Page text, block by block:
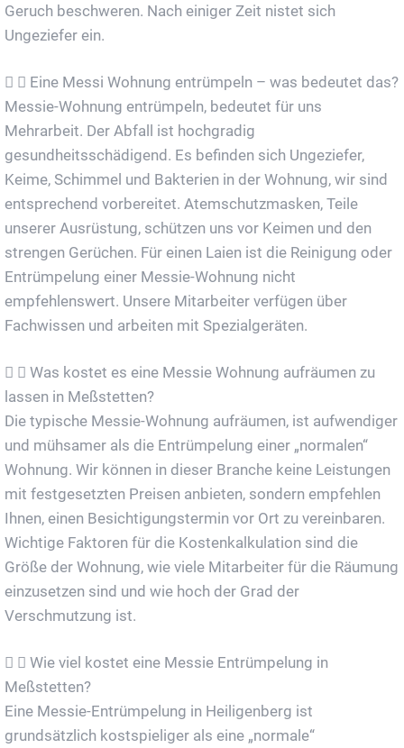
Geruch beschweren. Nach einiger Zeit nistet sich
Ungeziefer ein.
Eine Messi Wohnung entrümpeln – was bedeutet das?
Messie-Wohnung entrümpeln, bedeutet für uns
Mehrarbeit. Der Abfall ist hochgradig
gesundheitsschädigend. Es befinden sich Ungeziefer,
Keime, Schimmel und Bakterien in der Wohnung, wir sind
entsprechend vorbereitet. Atemschutzmasken, Teile
unserer Ausrüstung, schützen uns vor Keimen und den
strengen Gerüchen. Für einen Laien ist die Reinigung oder
Entrümpelung einer Messie-Wohnung nicht
empfehlenswert. Unsere Mitarbeiter verfügen über
Fachwissen und arbeiten mit Spezialgeräten.
Was kostet es eine Messie Wohnung aufräumen zu
lassen in Meßstetten?
Die typische Messie-Wohnung aufräumen, ist aufwendiger
und mühsamer als die Entrümpelung einer „normalen“
Wohnung. Wir können in dieser Branche keine Leistungen
mit festgesetzten Preisen anbieten, sondern empfehlen
Ihnen, einen Besichtigungstermin vor Ort zu vereinbaren.
Wichtige Faktoren für die Kostenkalkulation sind die
Größe der Wohnung, wie viele Mitarbeiter für die Räumung
einzusetzen sind und wie hoch der Grad der
Verschmutzung ist.
Wie viel kostet eine Messie Entrümpelung in
Meßstetten?
Eine Messie-Entrümpelung in Heiligenberg ist
grundsätzlich kostspieliger als eine „normale“